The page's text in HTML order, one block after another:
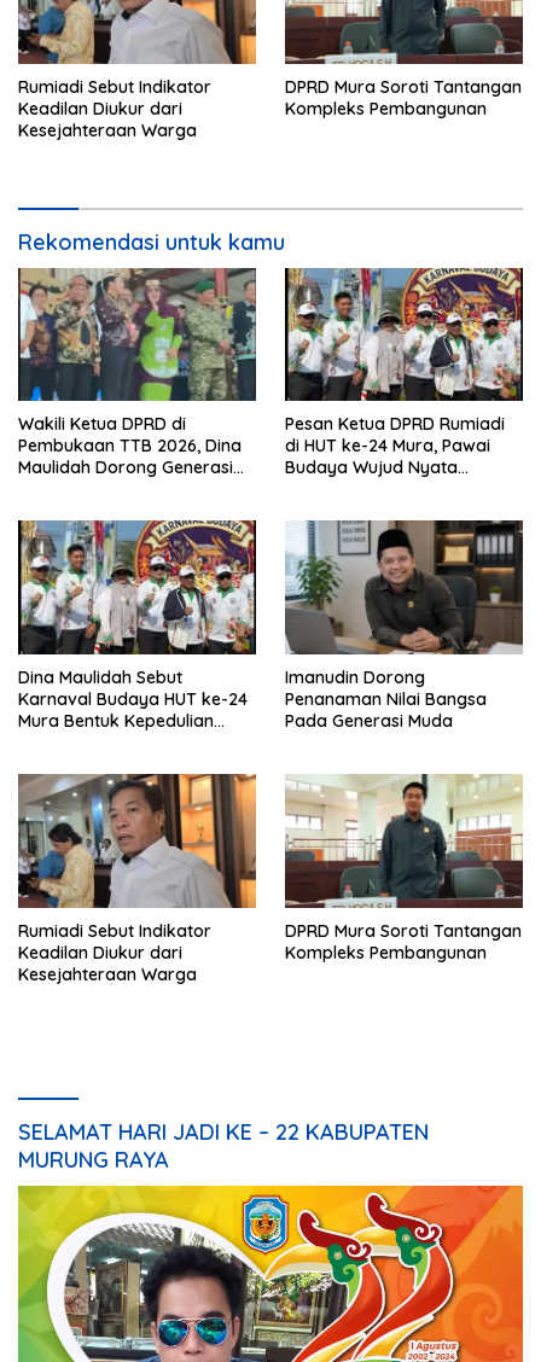
Rumiadi Sebut Indikator
Keadilan Diukur dari
Kesejahteraan Warga
DPRD Mura Soroti Tantangan
Kompleks Pembangunan
Rekomendasi untuk kamu
Wakili Ketua DPRD di
Pembukaan TTB 2026, Dina
Maulidah Dorong Generasi
Pesan Ketua DPRD Rumiadi
di HUT ke-24 Mura, Pawai
Budaya Wujud Nyata
Dina Maulidah Sebut
Karnaval Budaya HUT ke-24
Mura Bentuk Kepedulian
Imanudin Dorong
Penanaman Nilai Bangsa
Pada Generasi Muda
Rumiadi Sebut Indikator
Keadilan Diukur dari
Kesejahteraan Warga
DPRD Mura Soroti Tantangan
Kompleks Pembangunan
SELAMAT HARI JADI KE – 22 KABUPATEN
MURUNG RAYA